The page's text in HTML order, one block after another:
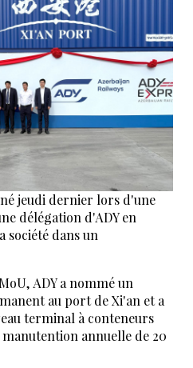
jeudi dernier lors d'une
délégation d'ADY en
société dans un
ADY a nommé un
au port de Xi'an et a
terminal à conteneurs
annuelle de 20